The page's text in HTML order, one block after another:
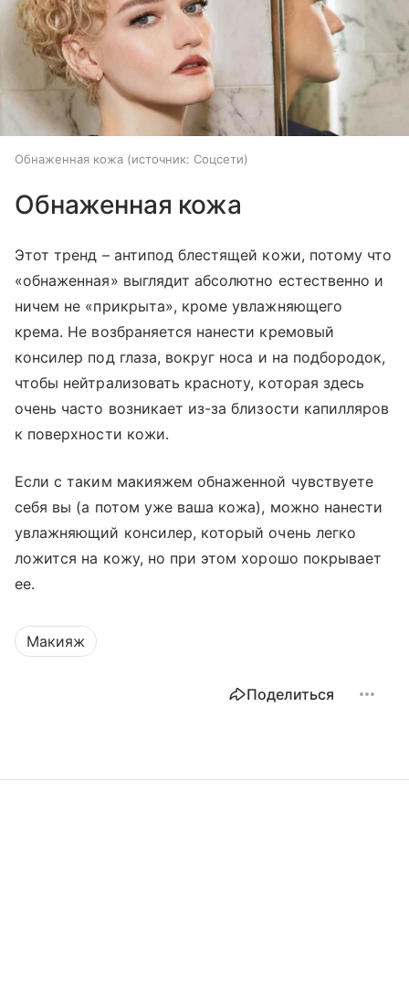
Обнаженная кожа источник: Соцсети
Обнаженная кожа
Этот тренд – антипод блестящей кожи, потому что
«обнаженная» выглядит абсолютно естественно и
ничем не «прикрыта», кроме увлажняющего
крема. Не возбраняется нанести кремовый
консилер под глаза, вокруг носа и на подбородок,
чтобы нейтрализовать красноту, которая здесь
очень часто возникает из-за близости капилляров
к поверхности кожи.
Если с таким макияжем обнаженной чувствуете
себя вы (а потом уже ваша кожа), можно нанести
увлажняющий консилер, который очень легко
ложится на кожу, но при этом хорошо покрывает
ее.
Макияж
Поделиться